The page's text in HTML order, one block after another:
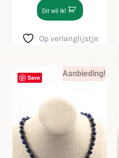
Dit wil ik!
Op verlanglijstje
Save Aanbieding!